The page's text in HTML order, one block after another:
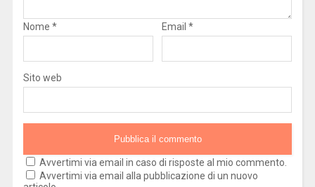
Nome * Email *
Sito web
Avvertimi via email in caso di risposte al mio commento.
Avvertimi via email alla pubblicazione di un nuovo